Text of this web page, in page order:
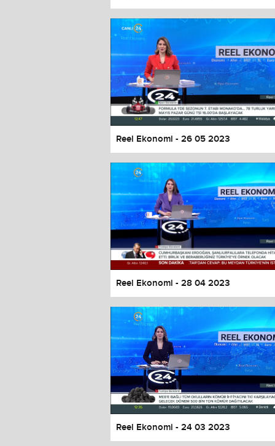
Window
Color
Transparency
Font Size
Text Edge Style
Font Family
Resetrestore all settings to the default
Close Modal Dialog
End of dialog window.
Reel Ekonomi - 26 05 2023
Reel Ekonomi - 28 04 2023
Reel Ekonomi - 24 03 2023